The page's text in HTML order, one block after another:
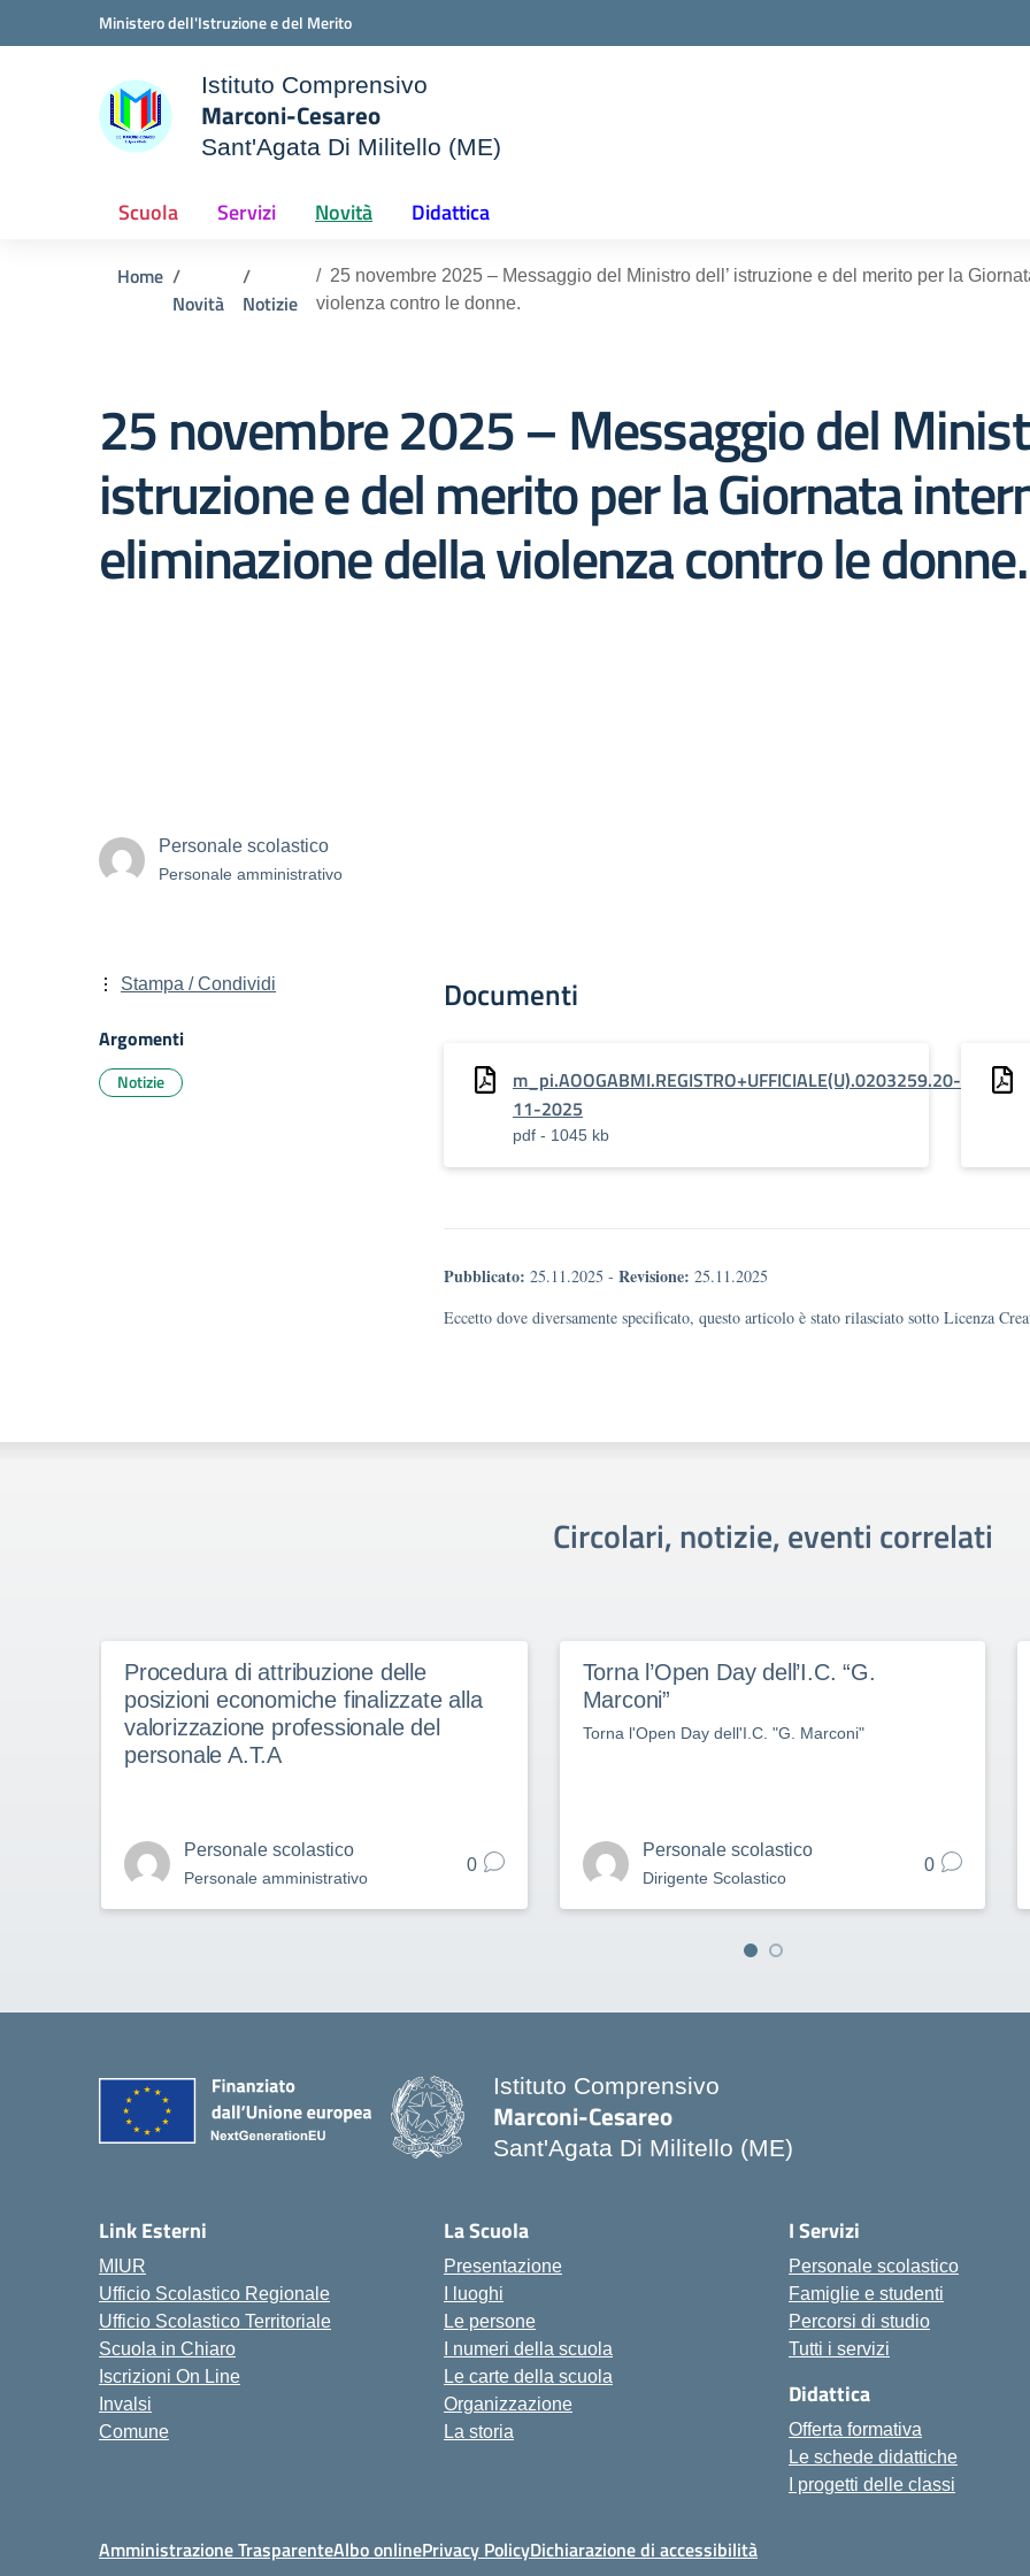
Ministero dell'Istruzione e del Merito
della scuola
Istituto Comprensivo
Marconi-Cesareo
Sant'Agata Di Militello (ME)
Scuola Servizi Novità Didattica
Home
Novità
Notizie
25 novembre 2025 – Messaggio del Ministro dell’ istruzione e del merito per la
violenza contro le donne.
25 novembre 2025 – Messaggio del
istruzione e del merito per la Giornata
eliminazione della violenza contro le donne.
Personale scolastico
Personale amministrativo
Documenti
m_pi.AOOGABMI.REGISTRO+UFFICIALE(U).0203259.20-
11-2025
pdf - 1045 kb
Pubblicato: 25.11.2025 - Revisione: 25.11.2025
Eccetto dove diversamente specificato, questo articolo è stato rilasciato sotto Licenza
Stampa / Condividi
Argomenti
Notizie
Circolari, notizie, eventi correlati
Procedura di attribuzione delle
posizioni economiche finalizzate alla
valorizzazione professionale del
personale A.T.A
Personale scolastico
Personale amministrativo
0
Torna l’Open Day dell’I.C. “G.
Marconi”
Torna l'Open Day dell'I.C. "G. Marconi"
Personale scolastico
Dirigente Scolastico
0
Istituto Comprensivo
Marconi-Cesareo
Sant'Agata Di Militello (ME)
Link Esterni
MIUR
Ufficio Scolastico Regionale
Ufficio Scolastico Territoriale
Scuola in Chiaro
Iscrizioni On Line
Invalsi
Comune
La Scuola
Presentazione
I luoghi
Le persone
I numeri della scuola
Le carte della scuola
Organizzazione
La storia
I Servizi
Personale scolastico
Famiglie e studenti
Percorsi di studio
Tutti i servizi
Didattica
Offerta formativa
Le schede didattiche
I progetti delle classi
Amministrazione TrasparenteAlbo onlinePrivacy PolicyDichiarazione di accessibilità